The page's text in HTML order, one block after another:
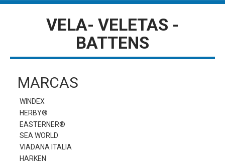
VELA- VELETAS -
BATTENS
MARCAS
WINDEX
HERBY®
EASTERNER®
SEA WORLD
VIADANA ITALIA
HARKEN